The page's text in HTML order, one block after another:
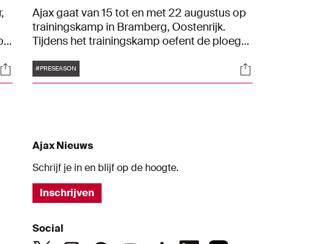
Socials
Ajax gaat van 15 tot en met 22 augustus op
trainingskamp in Bramberg, Oostenrijk.
Tijdens het trainingskamp oefent de ploeg
augustus wordt een besloten
vriendschappelijk duel gespeeld tegen een
Tags
#PRESEASON Socials
Ajax Nieuws
Schrijf je in en blijf op de hoogte.
Inschrijven
Social